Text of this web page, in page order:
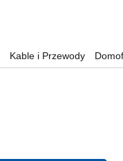
Kable i Przewody